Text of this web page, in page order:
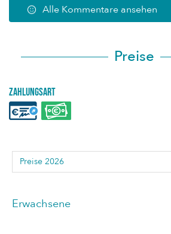
Alle Kommentare ansehen
Preise
Zahlungsart
Erwachsene